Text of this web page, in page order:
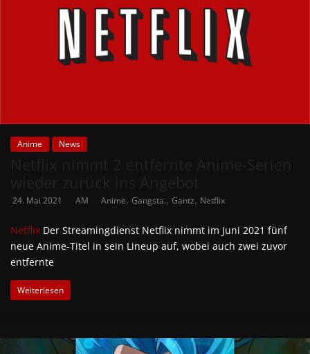
Anime News
24. Mai 2021 AM Anime, Gangsta., Gantz, Netflix
Netflix Der Streamingdienst Netflix nimmt im Juni 2021 fünf
neue Anime-Titel in sein Lineup auf, wobei auch zwei zuvor
entfernte
Weiterlesen